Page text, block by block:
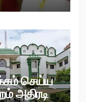
செய்ய
அதிரடி